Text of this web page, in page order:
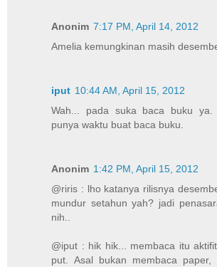
Anonim 7:17 PM, April 14, 2012
Amelia kemungkinan masih
iput 10:44 AM, April 15, 2012
Wah... pada suka baca buku
punya waktu buat baca buku.
Anonim 1:42 PM, April 15, 2012
@riris : lho katanya rilisnya
mundur setahun yah? jadi
nih..
@iput : hik hik... membaca itu
put. Asal bukan membaca